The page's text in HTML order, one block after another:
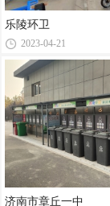
乐陵环卫
2023-04-21
济南市章丘一中